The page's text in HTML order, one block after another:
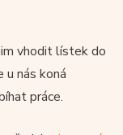
vhodit lístek do
u nás koná
práce.